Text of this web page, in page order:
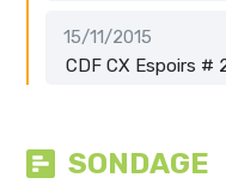
15/11/2015
CDF CX Espoirs #
SONDAGE